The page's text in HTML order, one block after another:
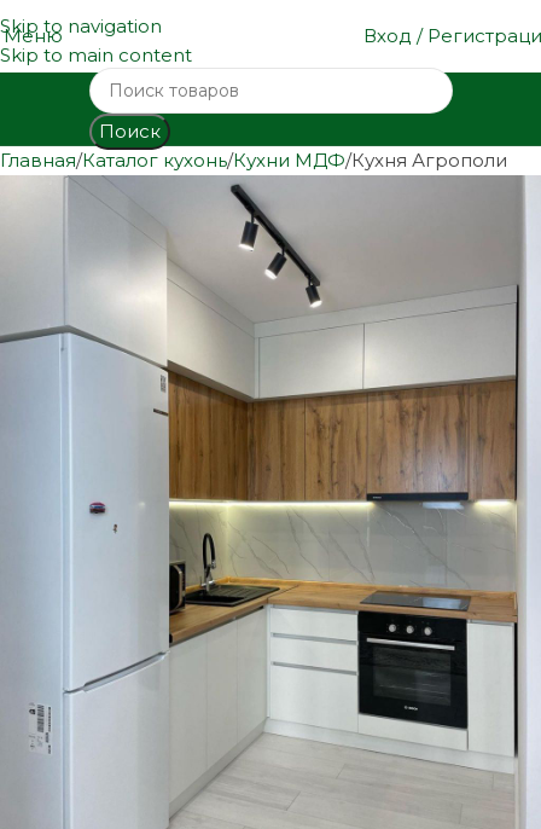
Skip to navigation
Skip to main content
Меню Вход /
Поиск
Главная Каталог кухонь Кухни МДФ Кухня Агрополи